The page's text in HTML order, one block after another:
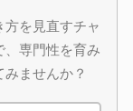
を見直すチャ
、専門性を育み
ませんか？